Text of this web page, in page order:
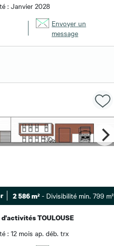
: Janvier 2028
Envoyer un
message
2 586 m²- Divisibilité min. 799 m²
TOULOUSE
: 12 mois ap. déb. trx